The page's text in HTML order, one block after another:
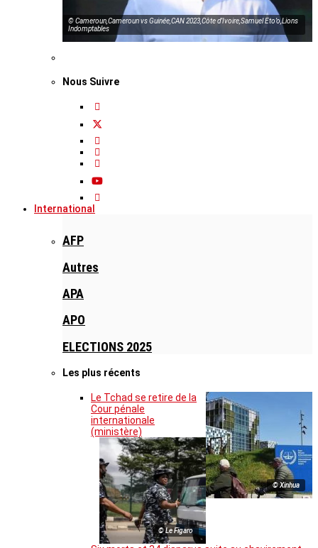
© Cameroun,Cameroun vs Guinée,CAN 2023,Côte d’Ivoire,Samuel Eto’o,Lions
Indomptables
Nous Suivre
International
AFP
Autres
APA
APO
ELECTIONS 2025
Les plus récents
© Xinhua
Le Tchad se retire de la
Cour pénale
internationale
(ministère)
© Le Figaro